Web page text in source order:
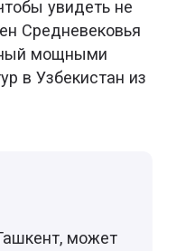
увидеть не
Средневековья
мощными
в Узбекистан из
может